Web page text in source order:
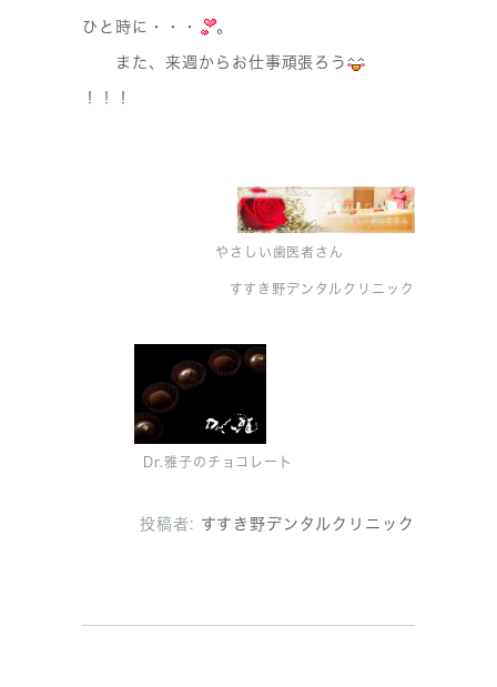
ひと時に・・・ 。
また、来週からお仕事頑張ろう
！！！
やさしい歯医者さん
すすき野デンタルクリニック
Dr.雅子のチョコレート
投稿者: すすき野デンタルクリニック